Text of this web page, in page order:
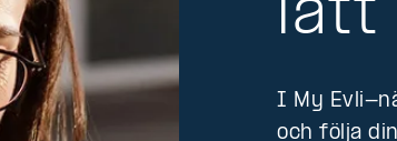
lätt
I My Evli-
och följa